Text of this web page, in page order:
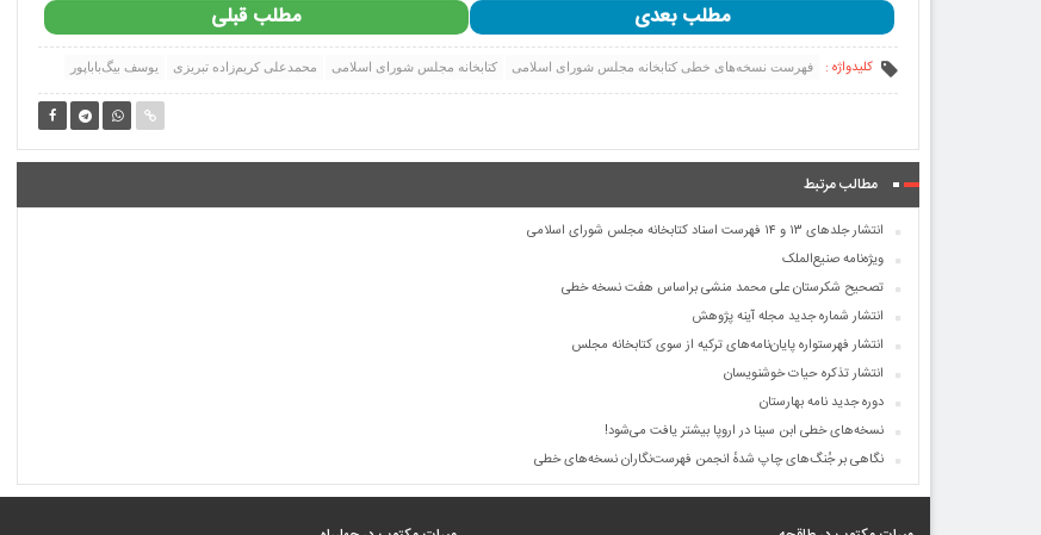
مطلب قبلی مطلب بعدی
کلیدواژه : فهرست نسخه‌های خطی کتابخانه مجلس شورای اسلامی کتابخانه مجلس شورای اسلامی محمدعلی کریم‌زاده تبریزی یوسف بیگ‌باباپور
مطالب مرتبط
انتشار جلدهای ۱۳ و ۱۴ فهرست اسناد کتابخانه مجلس شورای اسلامی
ویژه‌نامه صنیع‌الملک
تصحیح شکرستان علی محمد منشی براساس هفت نسخه خطی
انتشار شماره جدید مجله آینه پژوهش
انتشار فهرستواره پایان­‌نامه­‌های ترکیه از سوی کتابخانه مجلس
انتشار تذکره حیات خوشنویسان
دوره جدید نامه بهارستان
نسخه‌های خطی ابن سینا در اروپا بیشتر یافت می‌شود!
نگاهی بر جُنگ‌های چاپ شدهٔ انجمن فهرست‌نگاران نسخه‌های خطی